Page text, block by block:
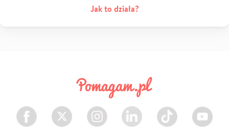
Jak to działa?
Facebook Twitter Instagram LinkedIn TikTok Youtube